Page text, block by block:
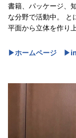
書籍、パッケージ、
な分野で活動中。 と
平面から立体を作り
▶︎ホームページ